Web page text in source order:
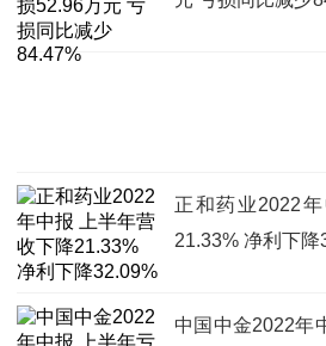
正和药业2022
21.33% 净利下降
中国中金2022年